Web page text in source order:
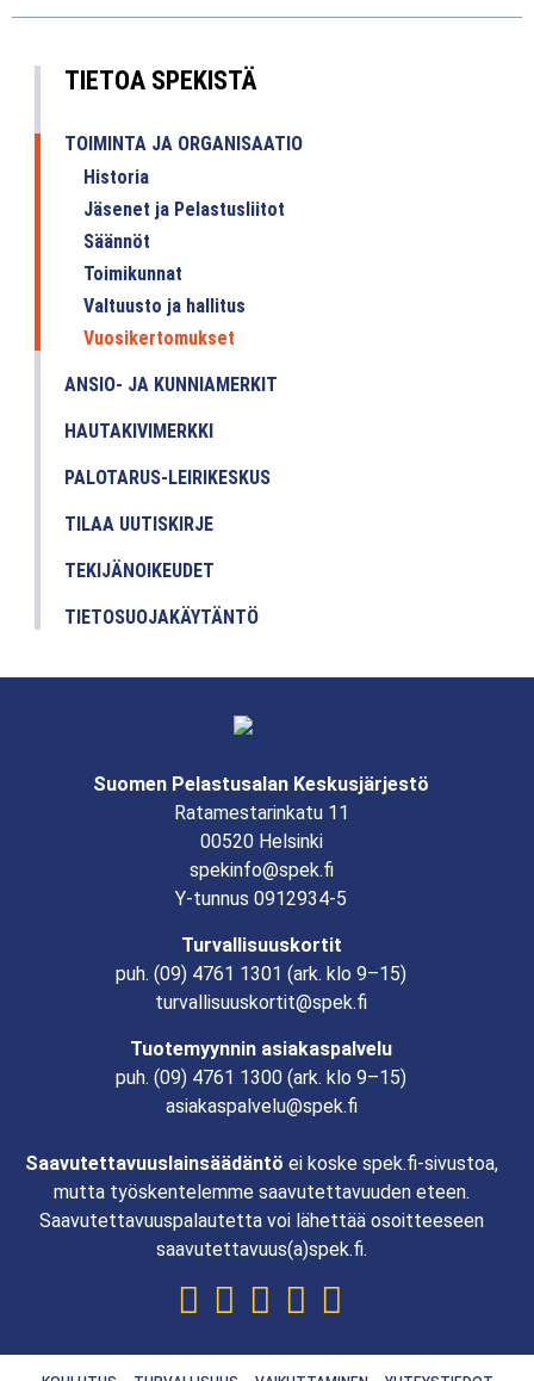
TIETOA SPEKISTÄ
TOIMINTA JA ORGANISAATIO
Historia
Jäsenet ja Pelastusliitot
Säännöt
Toimikunnat
Valtuusto ja hallitus
Vuosikertomukset
ANSIO- JA KUNNIAMERKIT
HAUTAKIVIMERKKI
PALOTARUS-LEIRIKESKUS
TILAA UUTISKIRJE
TEKIJÄNOIKEUDET
TIETOSUOJAKÄYTÄNTÖ
Suomen Pelastusalan Keskusjärjestö
Ratamestarinkatu 11
00520 Helsinki
spekinfo@spek.fi
Y-tunnus 0912934-5
Turvallisuuskortit
puh. (09) 4761 1301 (ark. klo 9–15)
turvallisuuskortit@spek.fi
Tuotemyynnin asiakaspalvelu
puh. (09) 4761 1300 (ark. klo 9–15)
asiakaspalvelu@spek.fi
Saavutettavuuslainsäädäntö ei koske spek.fi-sivustoa,
mutta työskentelemme saavutettavuuden eteen.
Saavutettavuuspalautetta voi lähettää osoitteeseen
saavutettavuus(a)spek.fi.